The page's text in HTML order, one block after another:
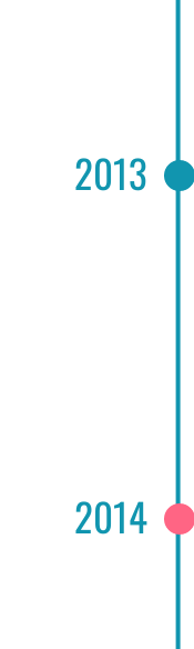
2013
2014